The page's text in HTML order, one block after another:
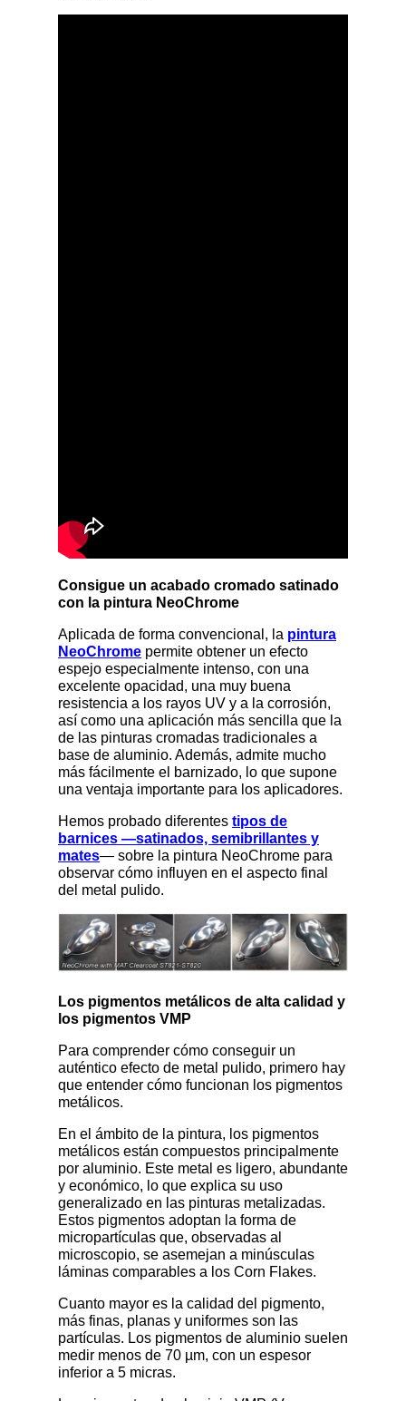
Consigue un acabado cromado satinado
con la pintura NeoChrome
Aplicada de forma convencional, la pintura
NeoChrome permite obtener un efecto
espejo especialmente intenso, con una
excelente opacidad, una muy buena
resistencia a los rayos UV y a la corrosión,
así como una aplicación más sencilla que la
de las pinturas cromadas tradicionales a
base de aluminio. Además, admite mucho
más fácilmente el barnizado, lo que supone
una ventaja importante para los aplicadores.
Hemos probado diferentes tipos de
barnices —satinados, semibrillantes y
mates— sobre la pintura NeoChrome para
observar cómo influyen en el aspecto final
del metal pulido.
Los pigmentos metálicos de alta calidad y
los pigmentos VMP
Para comprender cómo conseguir un
auténtico efecto de metal pulido, primero hay
que entender cómo funcionan los pigmentos
metálicos.
En el ámbito de la pintura, los pigmentos
metálicos están compuestos principalmente
por aluminio. Este metal es ligero, abundante
y económico, lo que explica su uso
generalizado en las pinturas metalizadas.
Estos pigmentos adoptan la forma de
micropartículas que, observadas al
microscopio, se asemejan a minúsculas
láminas comparables a los Corn Flakes.
Cuanto mayor es la calidad del pigmento,
más finas, planas y uniformes son las
partículas. Los pigmentos de aluminio suelen
medir menos de 70 µm, con un espesor
inferior a 5 micras.